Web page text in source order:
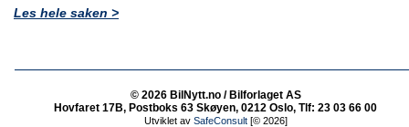
Les hele saken >
© 2026 BilNytt.no / Bilforlaget AS
Hovfaret 17B, Postboks 63 Skøyen, 0212 Oslo, Tlf: 23 03 66 00
Utviklet av SafeConsult[© 2026]